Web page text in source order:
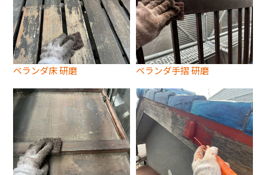
ベランダ床 研磨 ベランダ手摺 研磨